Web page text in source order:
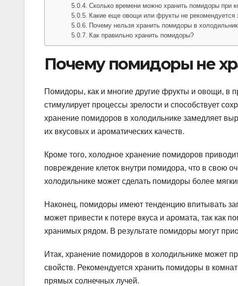
Сколько времени можно хранить помидоры при
Какие еще овощи или фрукты не рекомендуется
Почему нельзя хранить помидоры в
Как правильно хранить помидоры?
Почему помидоры не
Помидоры, как и многие другие фрукты и овощи, в
стимулирует процессы зрелости и способствует
хранение помидоров в холодильнике замедляет
их вкусовых и ароматических качеств.
Кроме того, холодное хранение помидоров
повреждение клеток внутри помидора, что в свою
холодильнике может сделать помидоры более
Наконец, помидоры имеют тенденцию впитывать
может привести к потере вкуса и аромата, так как
хранимых рядом. В результате помидоры могут
Итак, хранение помидоров в холодильнике может
свойств. Рекомендуется хранить помидоры в
прямых солнечных лучей.